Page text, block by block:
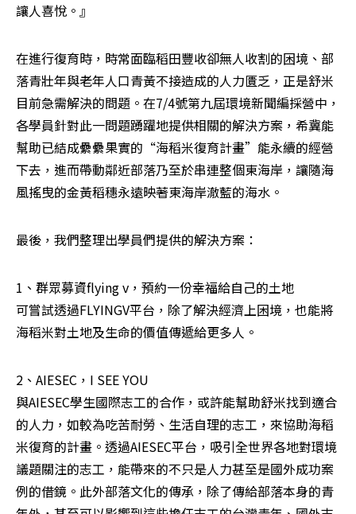
讓人喜悅。』
在進行復育時，時常面臨稻田豐收卻無人收割的困境、部
落青壯年與老年人口青黃不接造成的人力匱乏，正是舒米
目前急需解決的問題。在7/4號第九屆環境新聞編採營中，
各學員針對此一問題踴躍地提供相關的解決方案，希冀能
幫助已結成纍纍果實的“海稻米復育計畫”能永續的經營
下去，進而帶動鄰近部落乃至於串連整個東海岸，讓隨海
風搖曳的金黃稻穗永遠映著東海岸澈藍的海水。
最後，我們整理出學員們提供的解決方案：
1、群眾募資flying v，預約一份幸福給自己的土地
可嘗試透過FLYINGV平台，除了解決經濟上困境，也能將
海稻米對土地及生命的價值傳遞給更多人。
2、AIESEC，I SEE YOU
與AIESEC學生國際志工的合作，或許能幫助舒米找到適合
的人力，如較為吃苦耐勞、生活自理的志工，來協助海稻
米復育的計畫。透過AIESEC平台，吸引全世界各地對環境
議題關注的志工，能帶來的不只是人力甚至是國外成功案
例的借鏡。此外部落文化的傳承，除了傳給部落本身的青